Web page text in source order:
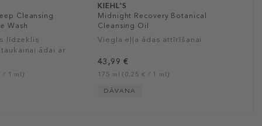
Cleansing
Wash
līdzeklis
ādai ar
ekstraktu
/ 1 ml)
KIEHL'S
Midnight Recovery Botanical
Cleansing Oil
Viegla eļļa ādas attīrīšanai
43,99 €
175 ml (0,25 € / 1 ml)
DĀVANA